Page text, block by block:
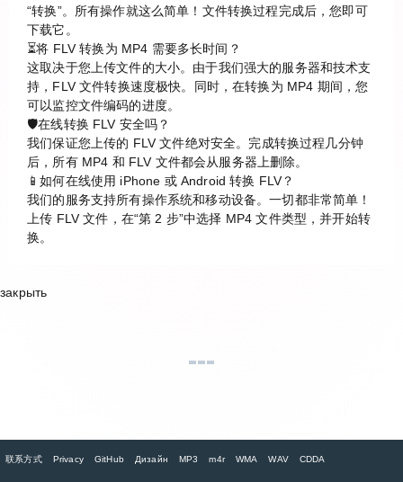
“转换”。所有操作就这么简单！文件转换过程完成后，您即可
下载它。
⏳将 FLV 转换为 MP4 需要多长时间？
这取决于您上传文件的大小。由于我们强大的服务器和技术支
持，FLV 文件转换速度极快。同时，在转换为 MP4 期间，您
可以监控文件编码的进度。
🛡️在线转换 FLV 安全吗？
我们保证您上传的 FLV 文件绝对安全。完成转换过程几分钟
后，所有 MP4 和 FLV 文件都会从服务器上删除。
📱如何在线使用 iPhone 或 Android 转换 FLV？
我们的服务支持所有操作系统和移动设备。一切都非常简单！
上传 FLV 文件，在“第 2 步”中选择 MP4 文件类型，并开始转
换。
закрыть
联系方式 Privacy GitHub Дизайн MP3 m4r WMA WAV CDDA